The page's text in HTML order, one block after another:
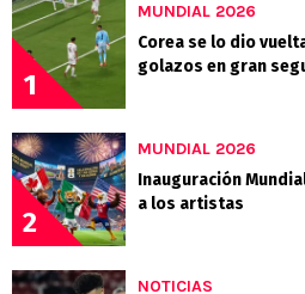
1
MUNDIAL 2026
Corea se lo dio
golazos en gran
2
MUNDIAL 2026
Inauguración
a los artistas
NOTICIAS